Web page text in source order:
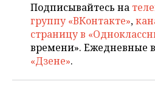
Подписывайтесь на
группу «ВКонтакте»,
страницу в
времени». Ежедневные
«Дзене».